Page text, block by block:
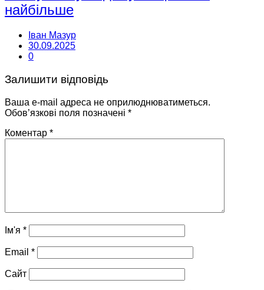
найбільше
Іван Мазур
30.09.2025
0
Залишити відповідь
Ваша e-mail адреса не оприлюднюватиметься.
Обов’язкові поля позначені *
Коментар *
Ім'я *
Email *
Сайт